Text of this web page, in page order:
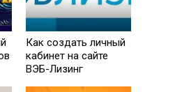
Как создать личный
кабинет на сайте
ВЭБ-Лизинг